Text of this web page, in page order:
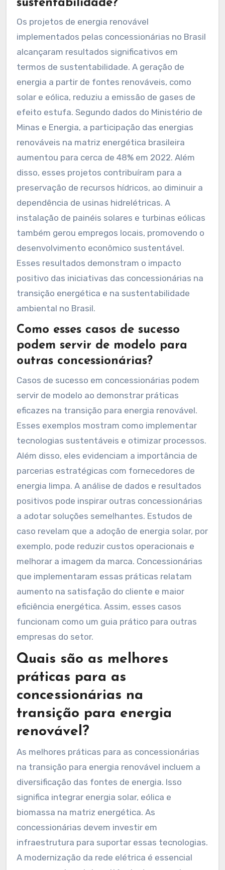
demonstram o compromisso das
concessionárias com a transição energética e a
sustentabilidade.
Quais resultados esses projetos
alcançaram em termos de
sustentabilidade?
Os projetos de energia renovável
implementados pelas concessionárias no Brasil
alcançaram resultados significativos em
termos de sustentabilidade. A geração de
energia a partir de fontes renováveis, como
solar e eólica, reduziu a emissão de gases de
efeito estufa. Segundo dados do Ministério de
Minas e Energia, a participação das energias
renováveis na matriz energética brasileira
aumentou para cerca de 48% em 2022. Além
disso, esses projetos contribuíram para a
preservação de recursos hídricos, ao diminuir a
dependência de usinas hidrelétricas. A
instalação de painéis solares e turbinas eólicas
desenvolvimento econômico sustentável.
Esses resultados demonstram o impacto
positivo das iniciativas das concessionárias na
transição energética e na sustentabilidade
ambiental no Brasil.
Como esses casos de sucesso
podem servir de modelo para
outras concessionárias?
Casos de sucesso em concessionárias podem
servir de modelo ao demonstrar práticas
eficazes na transição para energia renovável.
Esses exemplos mostram como implementar
tecnologias sustentáveis e otimizar processos.
Além disso, eles evidenciam a importância de
parcerias estratégicas com fornecedores de
energia limpa. A análise de dados e resultados
positivos pode inspirar outras concessionárias
a adotar soluções semelhantes. Estudos de
caso revelam que a adoção de energia solar, por
exemplo, pode reduzir custos operacionais e
que implementaram essas práticas relatam
aumento na satisfação do cliente e maior
eficiência energética. Assim, esses casos
funcionam como um guia prático para outras
empresas do setor.
Quais são as melhores
práticas para as
concessionárias na
transição para energia
renovável?
As melhores práticas para as concessionárias
na transição para energia renovável incluem a
diversificação das fontes de energia. Isso